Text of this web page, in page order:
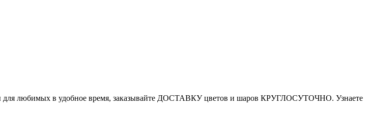
для любимых в удобное время, заказывайте ДОСТАВКУ цветов и шаров КРУГЛОСУТОЧНО. Узнаете